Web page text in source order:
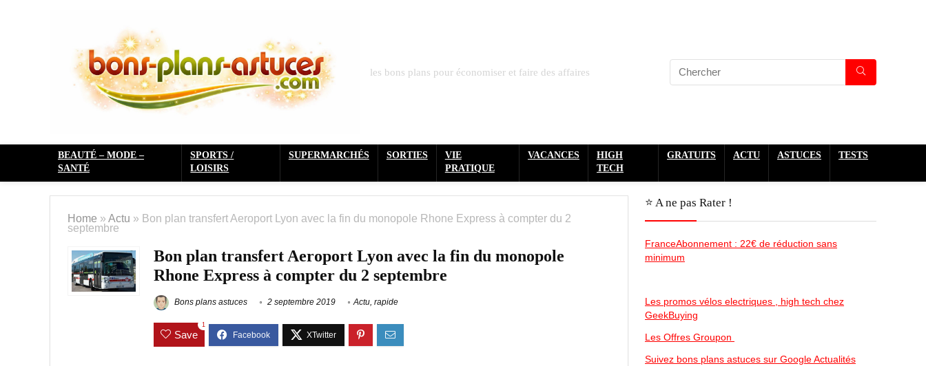
les bons plans pour économiser et faire des affaires
BEAUTÉ – MODE –
SANTÉ
SPORTS /
LOISIRS
SUPERMARCHÉS SORTIES
VIE
PRATIQUE
VACANCES
HIGH
TECH
GRATUITS ACTU ASTUCES TESTS
Home » Actu » Bon plan transfert Aeroport Lyon avec la fin du monopole Rhone Express à compter du 2
septembre
Bon plan transfert Aeroport Lyon avec la fin du monopole
Rhone Express à compter du 2 septembre
Bons plans astuces 2 septembre 2019 Actu, rapide
Save
1
⭐️ A ne pas Rater !
FranceAbonnement : 22€ de réduction sans
minimum
Les promos vélos electriques , high tech chez
GeekBuying
Les Offres Groupon
Suivez bons plans astuces sur Google Actualités